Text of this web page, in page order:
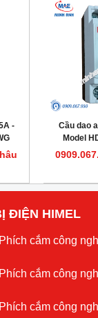
-
Cầu dao
Model
ĐIỆN HIMEL
cắm công
cắm công
cắm công